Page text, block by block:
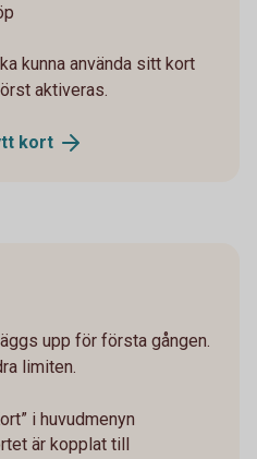
kunna använda sitt kort
aktiveras.
kort
upp för första gången.
limiten.
i huvudmenyn
är kopplat till